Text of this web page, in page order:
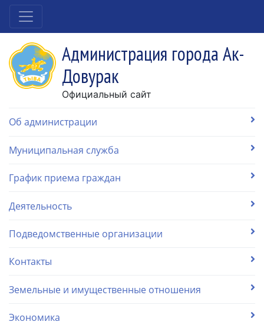
Администрация города Ак-
Довурак
Официальный сайт
Об администрации
Муниципальная служба
График приема граждан
Деятельность
Подведомственные организации
Контакты
Земельные и имущественные отношения
Экономика